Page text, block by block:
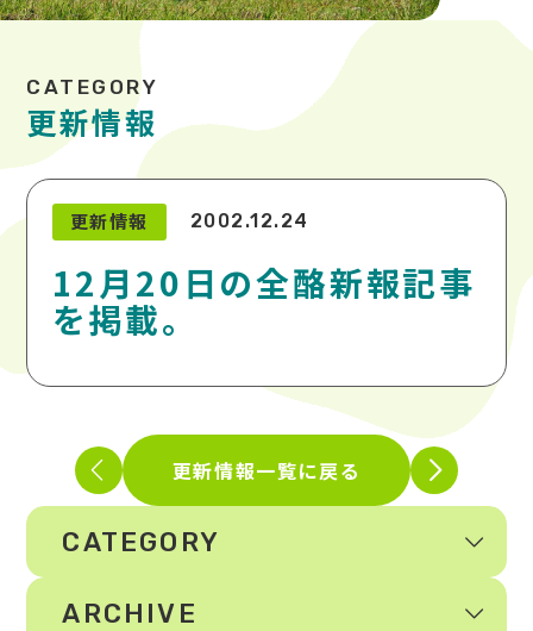
更新情報
更新情報 2002.12.24
12月20日の全酪新報記事
を掲載。
更新情報一覧に戻る
CATEGORY
ARCHIVE